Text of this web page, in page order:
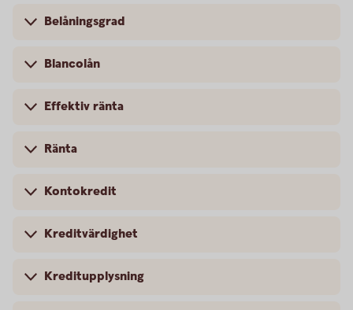
Belåningsgrad
Blancolån
Effektiv ränta
Ränta
Kontokredit
Kreditvärdighet
Kreditupplysning